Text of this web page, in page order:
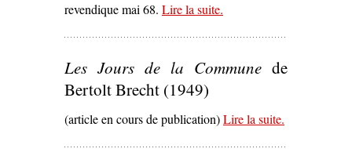
revendique mai 68. Lire la suite– ‘Sur
.
Les Jours de la Commune de
Bertolt Brecht (1949)
(article en cours de publication)Lire la suite– ‘
.